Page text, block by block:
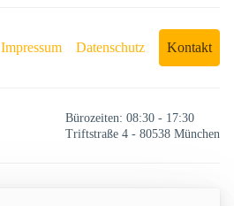
Impressum Datenschutz Kontakt
Bürozeiten: 08:30 - 17:30
Triftstraße 4 - 80538 München